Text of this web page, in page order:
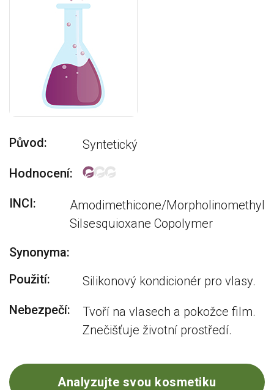
Původ:
Syntetický
Hodnocení:
INCI:
Amodimethicone/Morpholinomethyl
Silsesquioxane Copolymer
Synonyma:
Použití:
Silikonový kondicionér pro vlasy.
Nebezpečí:
Tvoří na vlasech a pokožce film.
Znečišťuje životní prostředí.
Analyzujte svou kosmetiku